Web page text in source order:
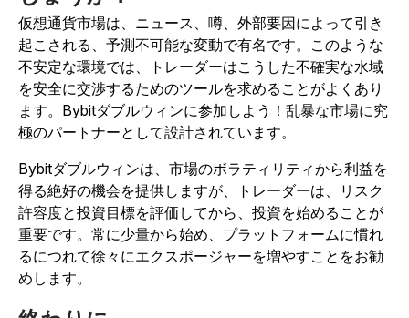
仮想通貨市場は、ニュース、噂、外部要因によって引き
起こされる、予測不可能な変動で有名です。このような
不安定な環境では、トレーダーはこうした不確実な水域
を安全に交渉するためのツールを求めることがよくあり
ます。Bybitダブルウィンに参加しよう！乱暴な市場に究
極のパートナーとして設計されています。
Bybitダブルウィンは、市場のボラティリティから利益を
得る絶好の機会を提供しますが、トレーダーは、リスク
許容度と投資目標を評価してから、投資を始めることが
重要です。常に少量から始め、プラットフォームに慣れ
るにつれて徐々にエクスポージャーを増やすことをお勧
めします。